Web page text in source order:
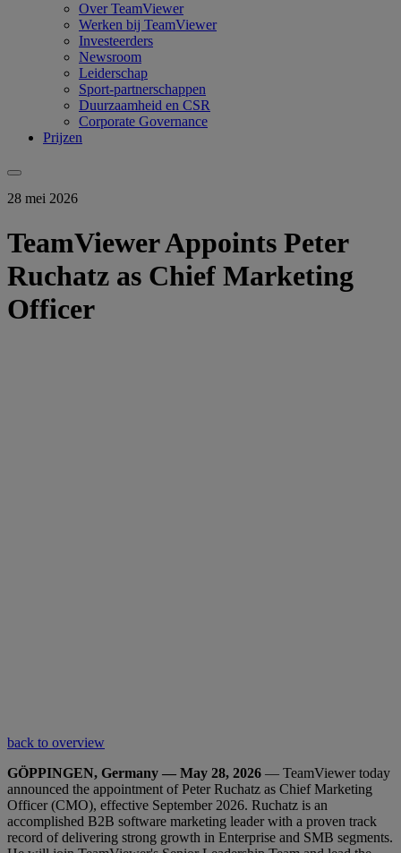
Over TeamViewer
Werken bij TeamViewer
Investeerders
Newsroom
Leiderschap
Sport-partnerschappen
Duurzaamheid en CSR
Corporate Governance
Prijzen
28 mei 2026
TeamViewer Appoints Peter
Ruchatz as Chief Marketing
Officer
back to overview
GÖPPINGEN, Germany — May 28, 2026 — TeamViewer today
announced the appointment of Peter Ruchatz as Chief Marketing
Officer (CMO), effective September 2026. Ruchatz is an
accomplished B2B software marketing leader with a proven track
record of delivering strong growth in Enterprise and SMB segments.